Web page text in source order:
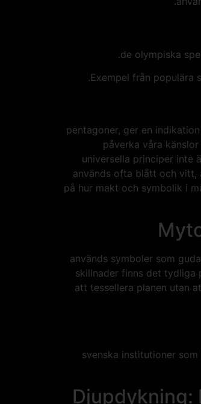
de olympiska
Exempel från populära
pentagoner, ger en
påverka våra
universella principer inte
används ofta blått och vitt,
på hur makt och symbolik i
används symboler som
skillnader finns det tydliga
att tessellera planen utan
svenska institutioner
Djupdykning: